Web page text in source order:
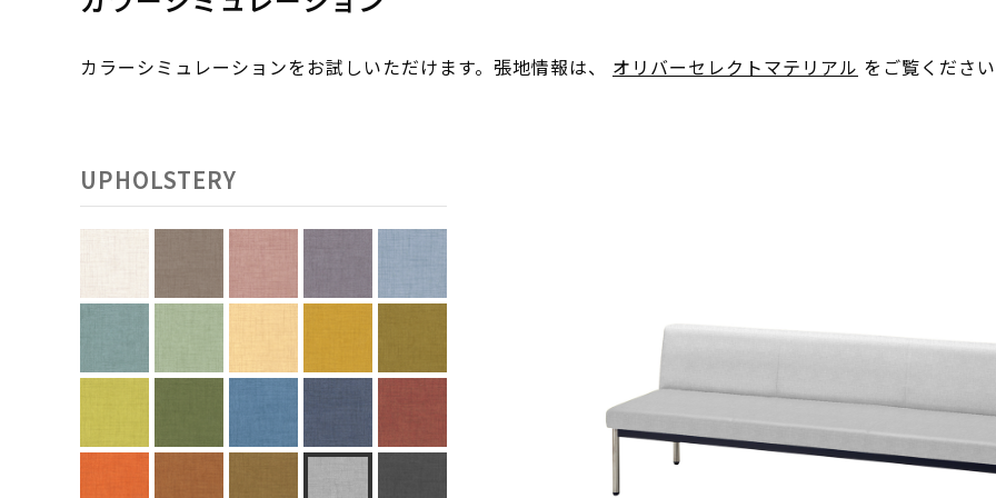
カラーシミュレーションをお試しいただけます。張地情報は、 オリバーセレクトマテリアル をご覧くださ
UPHOLSTERY